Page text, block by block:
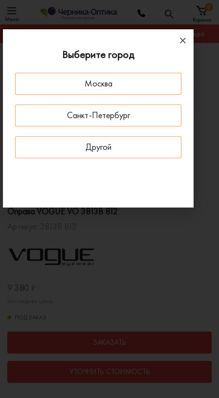
Выберите город
Москва
Санкт-Петербург
Другой
Меню Корзина
0
Гарантируем лучшую цену на любую оправу в Москве
Оправы для очков
Оправа VOGUE VO 3813B 812
Оправа VOGUE VO 3813B 812
ПОД ЗАКАЗ
ЗАКАЗАТЬ
УТОЧНИТЬ СТОИМОСТЬ
ПОД ЗАКАЗ